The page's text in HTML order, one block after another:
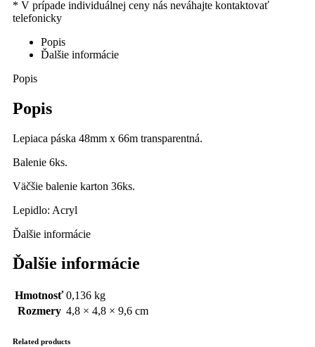
Popis
Ďalšie informácie
Popis
Popis
Lepiaca páska 48mm x 66m transparentná.
Balenie 6ks.
Väčšie balenie karton 36ks.
Lepidlo: Acryl
Ďalšie informácie
Ďalšie informácie
Hmotnosť 0,136 kg
Rozmery 4,8 × 4,8 × 9,6 cm
Related products